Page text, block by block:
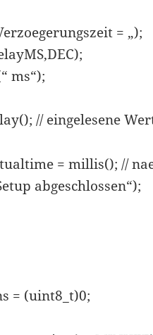
= „);
ms“);
// eingelesene
= millis(); //
abgeschlossen“);
= (uint8_t)0;